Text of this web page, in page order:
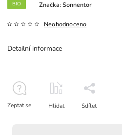
BIO
Neohodnoceno
Značka:Sonnentor
Detailní informace
Zeptat se Hlídat Sdílet